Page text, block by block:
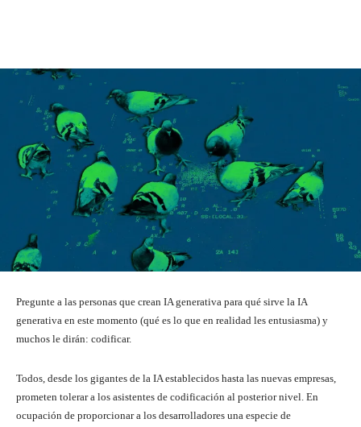
Pregunte a las personas que crean IA generativa para qué sirve la IA
generativa en este momento (qué es lo que en realidad les entusiasma) y
muchos le dirán: codificar.
Todos, desde los gigantes de la IA establecidos hasta las nuevas empresas,
prometen tolerar a los asistentes de codificación al posterior nivel. En
ocupación de proporcionar a los desarrolladores una especie de